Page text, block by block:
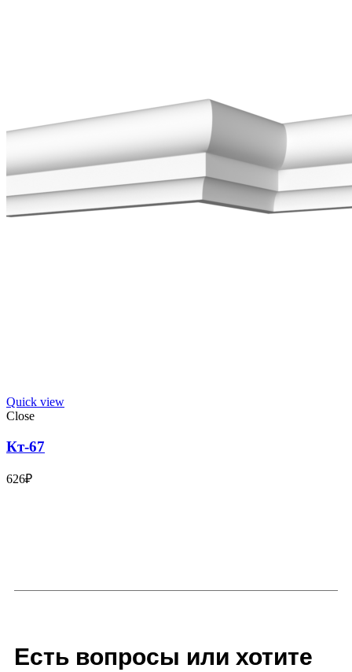
Quick view
Close
Кт-67
626₽
Есть вопросы или хотите